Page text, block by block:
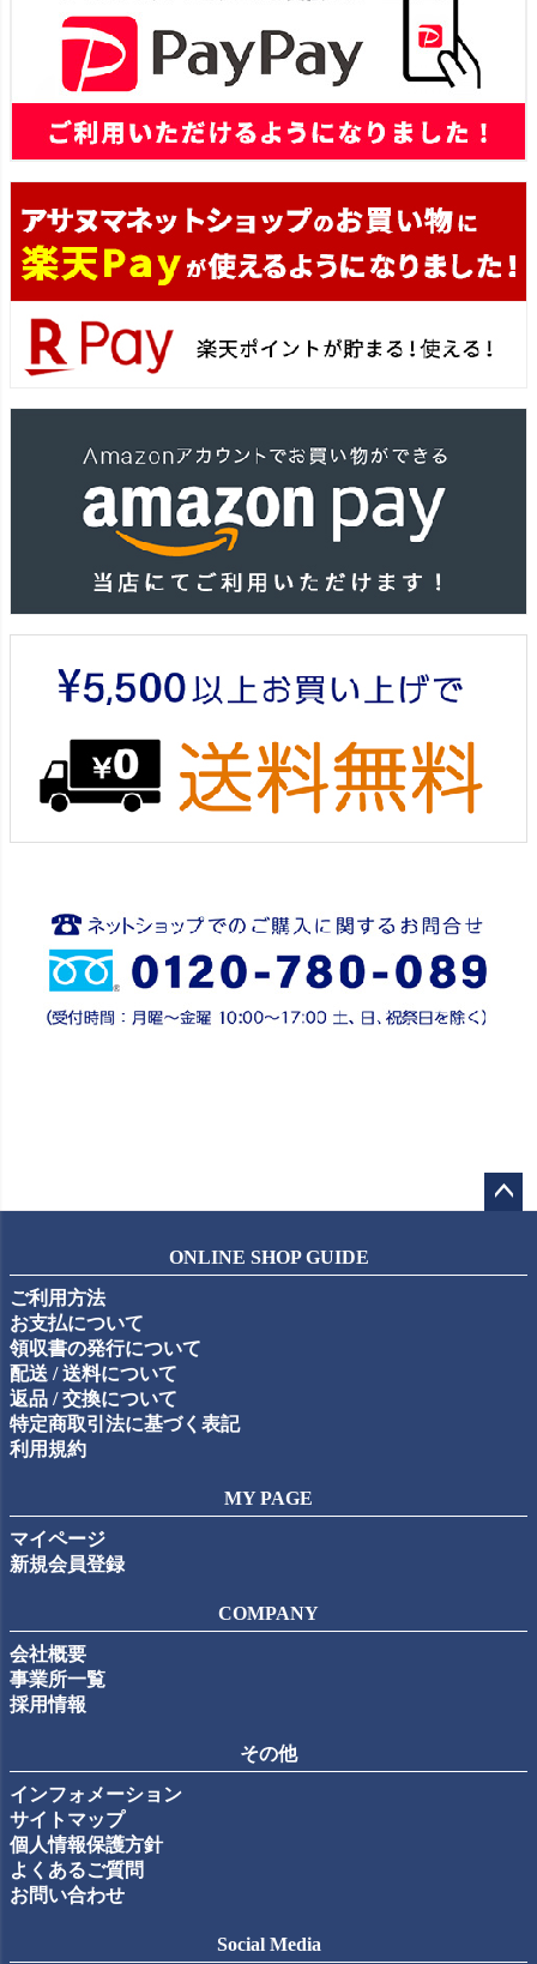
ップ
ONLINE SHOP GUIDE
ご利用方法
お支払について
領収書の発行について
配送 / 送料について
返品 / 交換について
特定商取引法に基づく表記
利用規約
MY PAGE
マイページ
新規会員登録
COMPANY
会社概要
事業所一覧
採用情報
その他
インフォメーション
サイトマップ
個人情報保護方針
よくあるご質問
お問い合わせ
Social Media